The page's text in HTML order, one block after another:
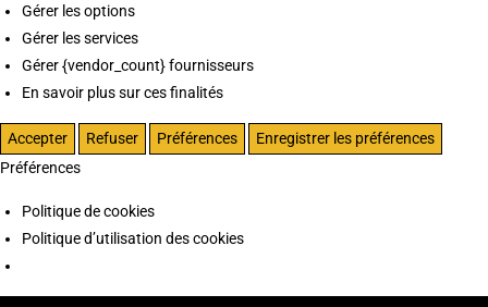
Gérer les options
Gérer les services
Gérer {vendor_count} fournisseurs
En savoir plus sur ces finalités
Accepter Refuser Préférences
Enregistrer les préférences
Préférences
Politique de cookies
Politique d’utilisation des cookies